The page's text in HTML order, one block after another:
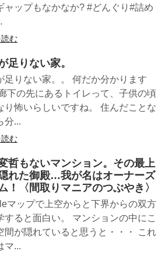
ャップもなかなか? #どんぐり#詰め
む
足りない家。
足りない家。。 何だか分かります
下の先にあるトイレって、子供の頃
り怖いらしいですね。 住んだことな
分...
む
哲もないマンション。その最上
れた御殿…我が名はオーナーズ
！〈間取りマニアのつぶやき〉
マップで上空からと下界からの双方
すると面白い。 マンションの中にこ
間が隠れていると思うと・・・ これ
マ...